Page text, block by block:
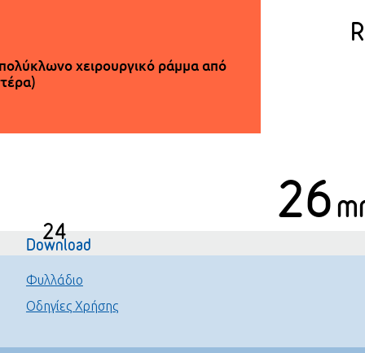
26
χειρουργικό ράμμα από
24
Download
Φυλλάδιο
Οδηγίες Χρήσης